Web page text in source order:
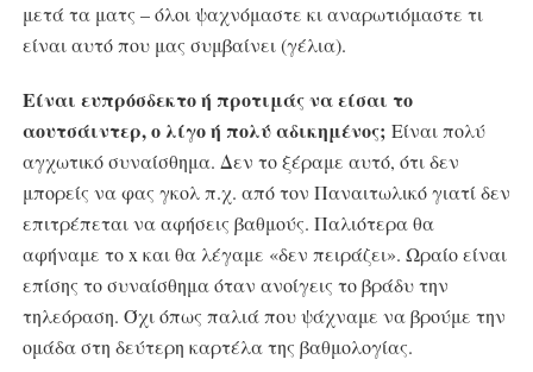
μετά τα ματς – όλοι ψαχνόμαστε κι αναρωτιόμαστε τι
είναι αυτό που μας συμβαίνει (γέλια).
Είναι ευπρόσδεκτο ή προτιμάς να είσαι το
αουτσάιντερ, ο λίγο ή πολύ αδικημένος; Είναι πολύ
αγχωτικό συναίσθημα. Δεν το ξέραμε αυτό, ότι δεν
μπορείς να φας γκολ π.χ. από τον Παναιτωλικό γιατί δεν
επιτρέπεται να αφήσεις βαθμούς. Παλιότερα θα
αφήναμε το x και θα λέγαμε «δεν πειράζει». Ωραίο είναι
επίσης το συναίσθημα όταν ανοίγεις το βράδυ την
τηλεόραση. Όχι όπως παλιά που ψάχναμε να βρούμε την
ομάδα στη δεύτερη καρτέλα της βαθμολογίας.